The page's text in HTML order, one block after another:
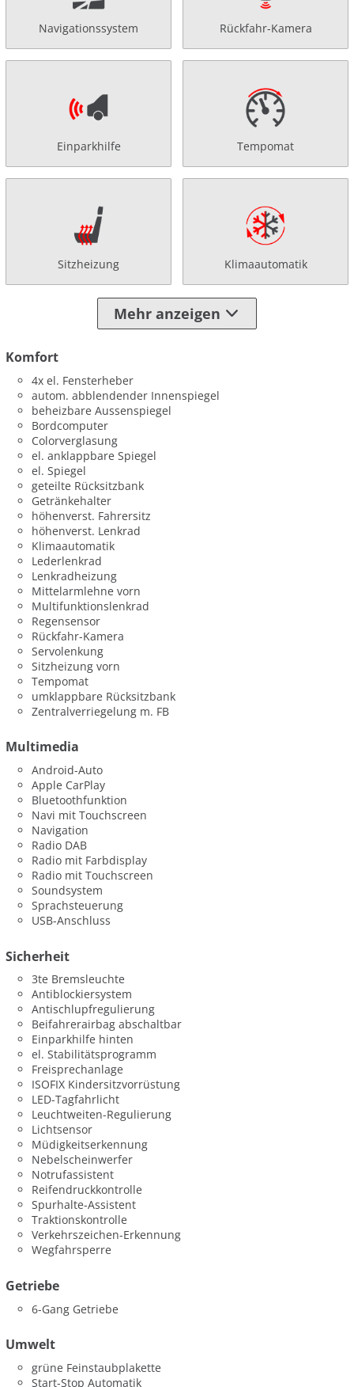
Navigationssystem Rückfahr-Kamera
Einparkhilfe Tempomat
Sitzheizung Klimaautomatik
Mehr anzeigen
Komfort
4x el. Fensterheber
autom. abblendender Innenspiegel
beheizbare Aussenspiegel
Bordcomputer
Colorverglasung
el. anklappbare Spiegel
el. Spiegel
geteilte Rücksitzbank
Getränkehalter
höhenverst. Fahrersitz
höhenverst. Lenkrad
Klimaautomatik
Lederlenkrad
Lenkradheizung
Mittelarmlehne vorn
Multifunktionslenkrad
Regensensor
Rückfahr-Kamera
Servolenkung
Sitzheizung vorn
Tempomat
umklappbare Rücksitzbank
Zentralverriegelung m. FB
Multimedia
Android-Auto
Apple CarPlay
Bluetoothfunktion
Navi mit Touchscreen
Navigation
Radio DAB
Radio mit Farbdisplay
Radio mit Touchscreen
Soundsystem
Sprachsteuerung
USB-Anschluss
Sicherheit
3te Bremsleuchte
Antiblockiersystem
Antischlupfregulierung
Beifahrerairbag abschaltbar
Einparkhilfe hinten
el. Stabilitätsprogramm
Freisprechanlage
ISOFIX Kindersitzvorrüstung
LED-Tagfahrlicht
Leuchtweiten-Regulierung
Lichtsensor
Müdigkeitserkennung
Nebelscheinwerfer
Notrufassistent
Reifendruckkontrolle
Spurhalte-Assistent
Traktionskontrolle
Verkehrszeichen-Erkennung
Wegfahrsperre
Getriebe
6-Gang Getriebe
Umwelt
grüne Feinstaubplakette
Start-Stop Automatik